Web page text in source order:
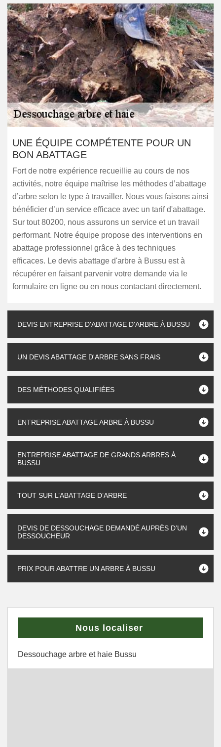
UNE ÉQUIPE COMPÉTENTE POUR UN
BON ABATTAGE
Fort de notre expérience recueillie au cours de nos
activités, notre équipe maîtrise les méthodes d’abattage
d’arbre selon le type à travailler. Nous vous faisons ainsi
bénéficier d’un service efficace avec un tarif d'abattage.
Sur tout 80200, nous assurons un service et un travail
performant. Notre équipe propose des interventions en
abattage professionnel grâce à des techniques
efficaces. Le devis abattage d'arbre à Bussu est à
récupérer en faisant parvenir votre demande via le
formulaire en ligne ou en nous contactant directement.
DEVIS ENTREPRISE D'ABATTAGE D'ARBRE À BUSSU
UN DEVIS ABATTAGE D'ARBRE SANS FRAIS
DES MÉTHODES QUALIFIÉES
ENTREPRISE ABATTAGE ARBRE À BUSSU
ENTREPRISE ABATTAGE DE GRANDS ARBRES À
BUSSU
TOUT SUR L’ABATTAGE D’ARBRE
DEVIS DE DESSOUCHAGE DEMANDÉ AUPRÈS D’UN
DESSOUCHEUR
PRIX POUR ABATTRE UN ARBRE À BUSSU
Nous localiser
Dessouchage arbre et haie Bussu